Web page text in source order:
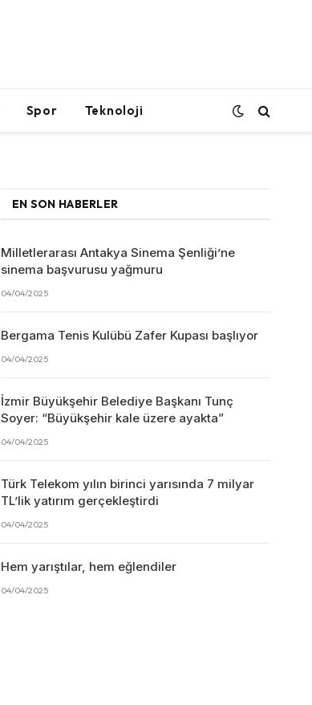
Spor Teknoloji
EN SON HABERLER
Milletlerarası Antakya Sinema Şenliği’ne
sinema başvurusu yağmuru
04/04/2025
Bergama Tenis Kulübü Zafer Kupası başlıyor
04/04/2025
İzmir Büyükşehir Belediye Başkanı Tunç
Soyer: “Büyükşehir kale üzere ayakta”
04/04/2025
Türk Telekom yılın birinci yarısında 7 milyar
TL’lik yatırım gerçekleştirdi
04/04/2025
Hem yarıştılar, hem eğlendiler
04/04/2025